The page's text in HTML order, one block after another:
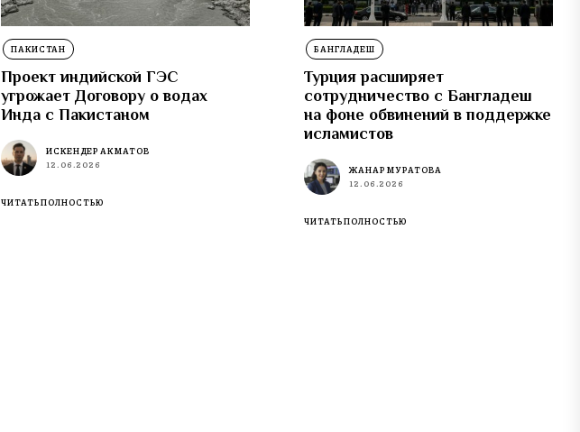
ПАКИСТАН
Проект индийской ГЭС
угрожает Договору о водах
Инда с Пакистаном
ИСКЕНДЕР АКМАТОВ
12.06.2026
ЧИТАТЬ ПОЛНОСТЬЮ
БАНГЛАДЕШ
Турция расширяет
сотрудничество с Бангладеш
на фоне обвинений в поддержке
исламистов
ЖАНАР МУРАТОВА
12.06.2026
ЧИТАТЬ ПОЛНОСТЬЮ